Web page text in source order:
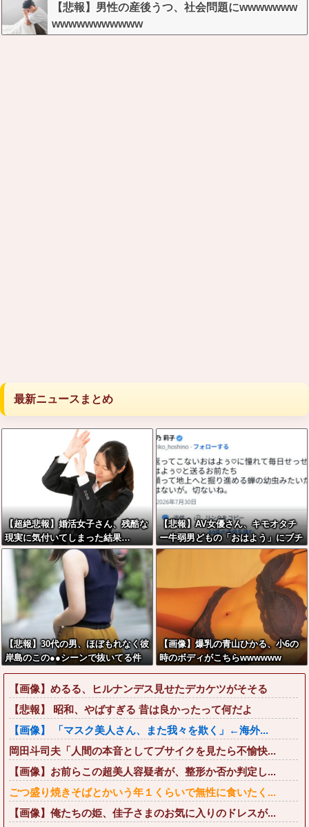
【悲報】男性の産後うつ、社会問題にwwwwwww
wwwwwwwwwww
最新ニュースまとめ
【超絶悲報】婚活女子さん、残酷な
現実に気付いてしまった結果…
【悲報】AV女優さん、キモオタチ
ー牛弱男どもの「おはよう」にブチ
ギレｗｗｗ
【悲報】30代の男、ほぼもれなく彼
岸島のこの●●シーンで抜いてる件
【画像】爆乳の青山ひかる、小6の
時のボディがこちらwwwwww
【画像】めるる、ヒルナンデス見せたデカケツがそそる
【悲報】 昭和、やばすぎる 昔は良かったって何だよ
【画像】 「マスク美人さん、また我々を欺く」←海外...
岡田斗司夫「人間の本音としてブサイクを見たら不愉快...
【画像】お前らこの超美人容疑者が、整形か否か判定し...
ごつ盛り焼きそばとかいう年１くらいで無性に食いたく...
【画像】俺たちの姫、佳子さまのお気に入りのドレスが...